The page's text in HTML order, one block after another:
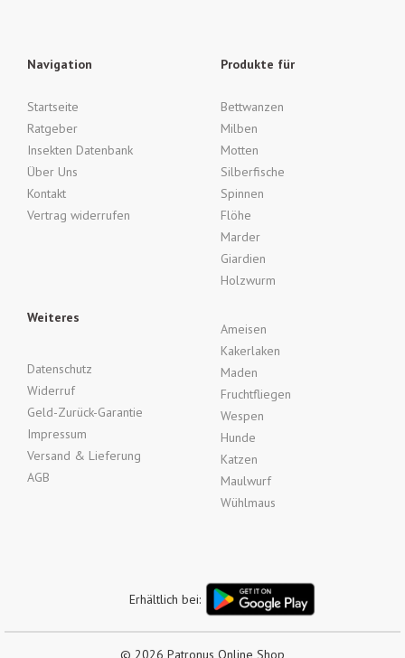
Navigation
Startseite
Ratgeber
Insekten Datenbank
Über Uns
Kontakt
Vertrag widerrufen
Produkte für
Bettwanzen
Milben
Motten
Silberfische
Spinnen
Flöhe
Marder
Giardien
Holzwurm
Weiteres
Datenschutz
Widerruf
Geld-Zurück-Garantie
Impressum
Versand & Lieferung
AGB
Ameisen
Kakerlaken
Maden
Fruchtfliegen
Wespen
Hunde
Katzen
Maulwurf
Wühlmaus
© 2026 Patronus Online Shop
Erhältlich bei: